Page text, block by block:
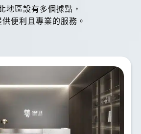
地區設有多個據點，
便利且專業的服務。